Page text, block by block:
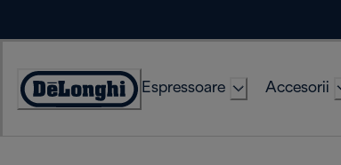
Accessibility
Espressoare Accesorii